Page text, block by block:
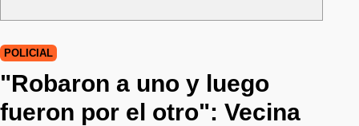
POLICIAL
"Robaron a uno y luego
fueron por el otro": Vecina